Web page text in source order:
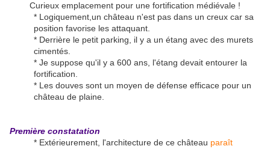
Curieux emplacement pour une fortification médiévale !
* Logiquement,un château n'est pas dans un creux car sa
position favorise les attaquant.
* Derrière le petit parking, il y a un étang avec des murets
cimentés.
* Je suppose qu'il y a 600 ans, l'étang devait entourer la
fortification.
* Les douves sont un moyen de défense efficace pour un
château de plaine.
Première constatation
* Extérieurement, l'architecture de ce château paraît